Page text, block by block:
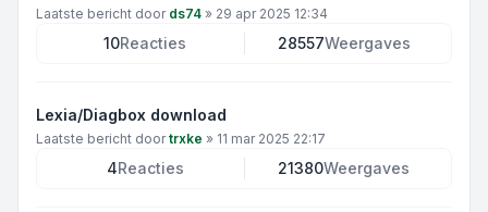
Laatste bericht door ds74 » 29 apr 2025 12:34
10Reacties 28557Weergaves
Lexia/Diagbox download
Laatste bericht doortrxke » 11 mar 2025 22:17
4Reacties 21380Weergaves